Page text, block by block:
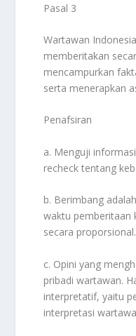
Pasal 3
Wartawan
memberitakan
mencampurkan
serta menerapkan
Penafsiran
a. Menguji
recheck tentang
b. Berimbang
waktu pemberitaan
secara proporsional.
c. Opini yang
pribadi wartawan.
interpretatif, yaitu
interpretasi